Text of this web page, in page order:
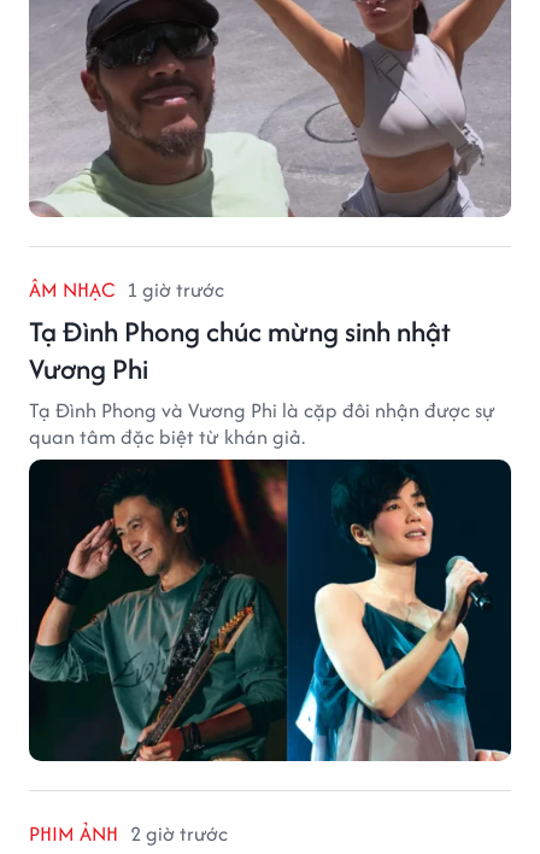
ÂM NHẠC 1 giờ trước
Tạ Đình Phong chúc mừng sinh nhật
Vương Phi
Tạ Đình Phong và Vương Phi là cặp đôi nhận được sự
quan tâm đặc biệt từ khán giả.
PHIM ẢNH 2 giờ trước